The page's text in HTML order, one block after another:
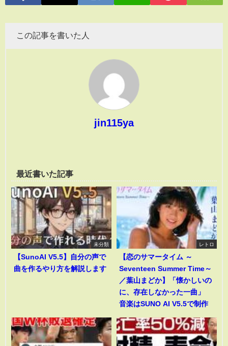
この記事を書いた人
jin115ya
最近書いた記事
未分類
【SunoAI V5.5】自分の声で
曲を作るやり方を解説します
レトロ
【恋のサマータイム ～
Seventeen Summer Time～
／葉山まどか】「懐かしいの
に、存在しなかった一曲」
音楽はSUNO AI V5.5で制作